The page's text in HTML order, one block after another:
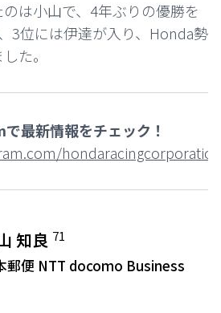
は小山で、4年ぶりの優勝を
3位には伊達が入り、Honda勢
た。
最新情報をチェック！
知良 71
郵便 NTT docomo Business